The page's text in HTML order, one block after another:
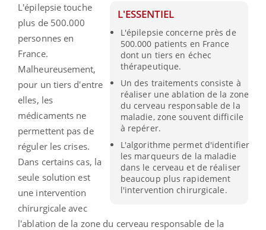
L'ESSENTIEL
L'épilepsie concerne près de
500.000 patients en France
dont un tiers en échec
thérapeutique.
Un des traitements consiste à
réaliser une ablation de la zone
du cerveau responsable de la
maladie, zone souvent difficile
à repérer.
L'algorithme permet d'identifier
les marqueurs de la maladie
dans le cerveau et de réaliser
beaucoup plus rapidement
l'intervention chirurgicale.
L'épilepsie touche
plus de 500.000
personnes en
France.
Malheureusement,
pour un tiers d'entre
elles, les
médicaments ne
permettent pas de
réguler les crises.
Dans certains cas, la
seule solution est
une intervention
chirurgicale avec
l'ablation de la zone du cerveau responsable de la